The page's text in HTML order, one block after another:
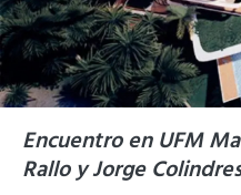
Encuentro en UFM
Rallo y Jorge